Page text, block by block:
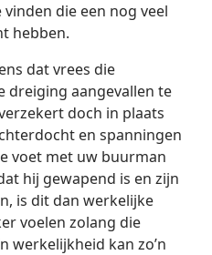
die een nog veel
hebben.
dat vrees die
aangevallen te
doch in plaats
en spanningen
voet met uw buurman
hij gewapend is en zijn
is dit dan werkelijke
voelen zolang die
werkelijkheid kan zo’n